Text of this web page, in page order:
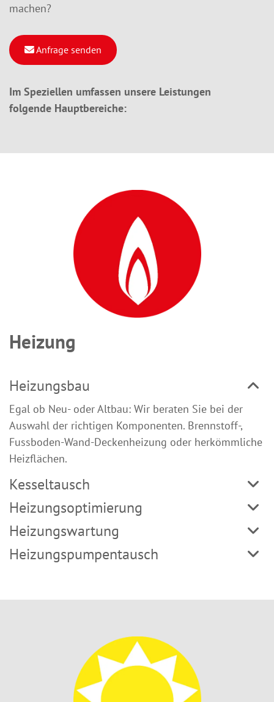
machen?
Anfrage senden
Im Speziellen umfassen unsere Leistungen
folgende Hauptbereiche:
Heizung
Heizungsbau
Egal ob Neu- oder Altbau: Wir beraten Sie bei der
Auswahl der richtigen Komponenten. Brennstoff-,
Fussboden-Wand-Deckenheizung oder herkömmliche
Heizflächen.
Kesseltausch
Heizungsoptimierung
Heizungswartung
Heizungspumpentausch